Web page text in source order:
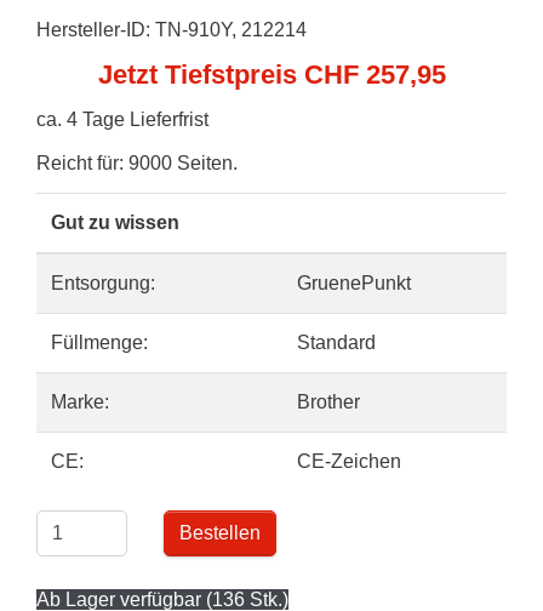
Hersteller-ID: TN-910Y, 212214
Jetzt Tiefstpreis CHF 257,95
ca. 4 Tage Lieferfrist
Reicht für: 9000 Seiten.
Gut zu wissen
Entsorgung: GruenePunkt
Füllmenge: Standard
Marke: Brother
CE: CE-Zeichen
Bestellen
Ab Lager verfügbar (136 Stk.)